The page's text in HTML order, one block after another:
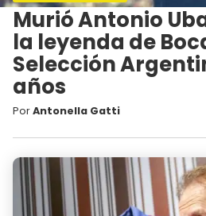
Murió Antonio
la leyenda de
Selección
años
PorAntonella Gatti